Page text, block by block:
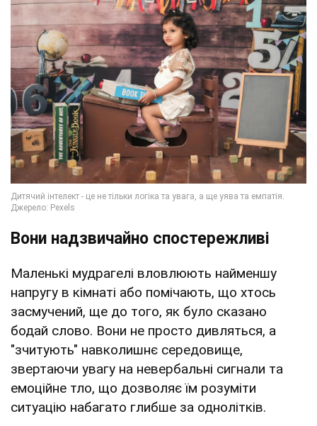
Вони надзвичайно спостережливі
Маленькі мудрагелі вловлюють найменшу
напругу в кімнаті або помічають, що хтось
засмучений, ще до того, як було сказано
бодай слово. Вони не просто дивляться, а
"зчитують" навколишнє середовище,
звертаючи увагу на невербальні сигнали та
емоційне тло, що дозволяє їм розуміти
ситуацію набагато глибше за однолітків.